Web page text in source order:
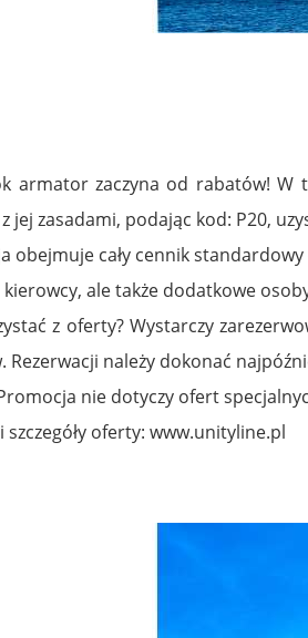
armator zaczyna od rabatów! W
jej zasadami, podając kod: P20,
obejmuje cały cennik
ale także dodatkowe
z oferty? Wystarczy
Rezerwacji należy dokonać
nie dotyczy ofert
szczegóły oferty: www.unityline.pl